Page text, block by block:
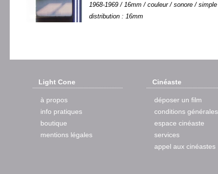
1968-1969 / 16mm / couleur / sonore /
distribution : 16mm
Light Cone
à propos
info pratiques
boutique
mentions légales
Cinéaste
déposer un film
conditions générales
espace cinéaste
services
appel aux cinéastes